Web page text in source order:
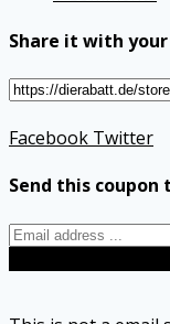
Share it with
Facebook Twitter
Send this coupon